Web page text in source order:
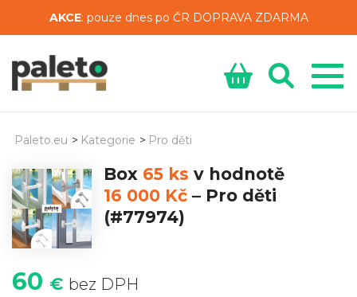
AKCE: pouze dnes po ČR DOPRAVA ZDARMA
Paleto.eu > Kategorie > Pro děti
Box 65 ks v hodnotě
16 000 Kč – Pro děti
(#77974)
60 € bez DPH